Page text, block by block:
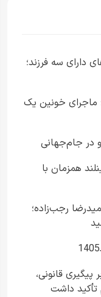
دارای سه فرزند؛
و ۱۲ بازداشتی؛ ماجرای خونین یک
در جام‌جهانی
همزمان با
رجب‌زاده؛
قانونی،
داشت